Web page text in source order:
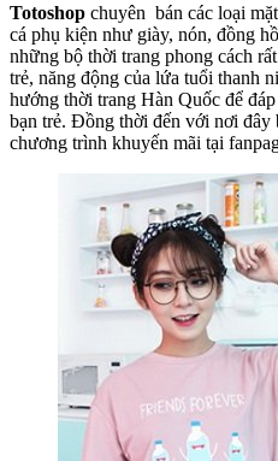
Totoshop chuyên bán các loại
cá phụ kiện như giày, nón, đồng
những bộ thời trang phong cách
trẻ, năng động của lứa tuổi thanh
hướng thời trang Hàn Quốc để
bạn trẻ. Đồng thời đến với nơi đây
chương trình khuyến mãi tại